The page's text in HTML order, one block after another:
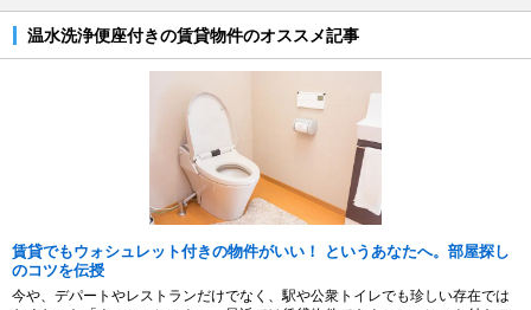
温水洗浄便座付きの賃貸物件のオススメ記事
賃貸でもウォシュレット付きの物件がいい！ というあなたへ。部屋探し
のコツを伝授
今や、デパートやレストランだけでなく、駅や公衆トイレでも珍しい存在では